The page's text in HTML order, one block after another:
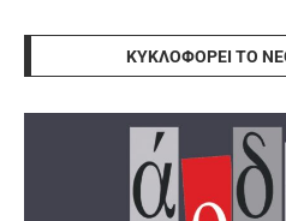
ΚΥΚΛΟΦΟΡΕΊ ΤΟ